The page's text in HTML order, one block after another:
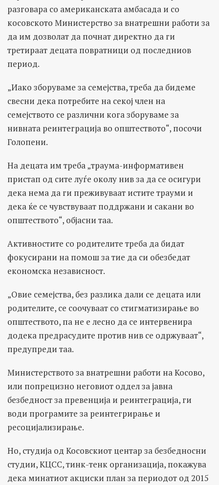
разговара со американската амбасада и со
косовското Министерство за внатрешни работи за
да им дозволат да почнат директно да ги
третираат децата повратници од последниов
период.
„Иако зборуваме за семејства, треба да бидеме
свесни дека потребите на секој член на
семејството се различни кога зборуваме за
нивната реинтеграција во општеството“, посочи
Голопени.
На децата им треба „траума-информативен
пристап од сите луѓе околу нив за да се осигури
дека нема да ги преживуваат истите трауми и
дека ќе се чувствуваат поддржани и сакани во
општеството“, објасни таа.
Активностите со родителите треба да бидат
фокусирани на помош за тие да си обезбедат
економска независност.
„Овие семејства, без разлика дали се децата или
родителите, се соочуваат со стигматизирање во
општеството, па не е лесно да се интервенира
додека предрасудите против нив се одржуваат“,
предупреди таа.
Министерството за внатрешни работи на Косово,
или попрецизно неговиот оддел за јавна
безбедност за превенција и реинтеграција, ги
води програмите за реинтегрирање и
ресоцијализирање.
Но, студија од Косовскиот центар за безбедносни
студии, КЦСС, тинк-тенк организација, покажува
дека минатиот акциски план за периодот од 2015